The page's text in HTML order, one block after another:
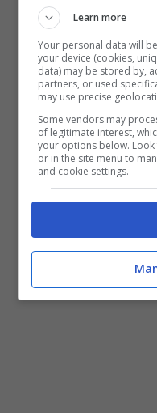
a potenti terremoti.
Learn more
Your personal data will
your device (cookies,
data) may be stored by,
partners, or used
may use precise
Some vendors may
of legitimate interest,
your options below.
or in the site menu to
and cookie settings.